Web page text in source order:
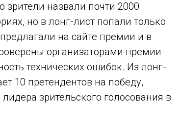
зрители назвали почти 2000
но в лонг-лист попали только
на сайте премии и в
организаторами премии
технических ошибок. Из лонг-
10 претендентов на победу,
зрительского голосования в